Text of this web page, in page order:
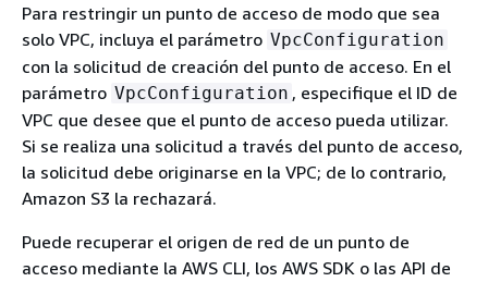
Para restringir un punto de acceso de modo que sea
solo VPC, incluya el parámetro VpcConfiguration
con la solicitud de creación del punto de acceso. En el
parámetro VpcConfiguration , especifique el ID de
VPC que desee que el punto de acceso pueda utilizar.
Si se realiza una solicitud a través del punto de acceso,
la solicitud debe originarse en la VPC; de lo contrario,
Amazon S3 la rechazará.
Puede recuperar el origen de red de un punto de
acceso mediante la AWS CLI, los AWS SDK o las API de